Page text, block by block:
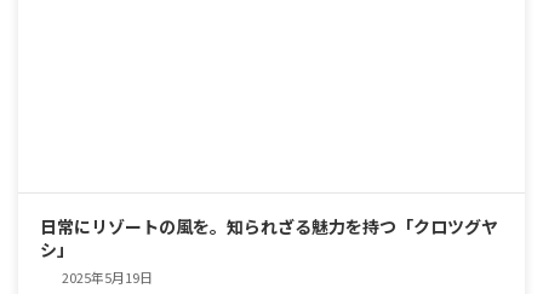
日常にリゾートの風を。知られざる魅力を持つ「クロツグヤ
シ」
2025年5月19日